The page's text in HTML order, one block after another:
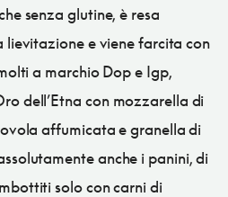
senza glutine, è resa
lievitazione e viene farcita con
a marchio Dop e Igp,
dell’Etna con mozzarella di
affumicata e granella di
anche i panini, di
solo con carni di